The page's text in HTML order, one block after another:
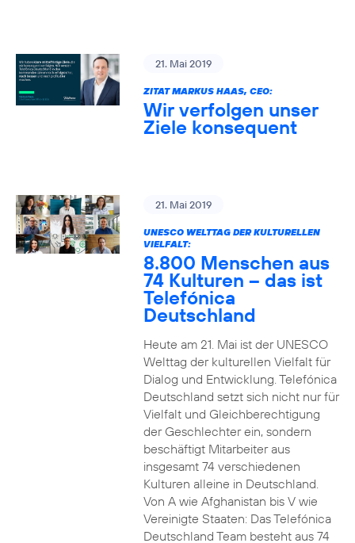
21. Mai 2019
ZITAT MARKUS HAAS, CEO:
Wir verfolgen unser
Ziele konsequent
21. Mai 2019
UNESCO WELTTAG DER KULTURELLEN
VIELFALT:
8.800 Menschen aus
74 Kulturen – das ist
Telefónica
Deutschland
Heute am 21. Mai ist der UNESCO
Welttag der kulturellen Vielfalt für
Dialog und Entwicklung. Telefónica
Deutschland setzt sich nicht nur für
Vielfalt und Gleichberechtigung
der Geschlechter ein, sondern
beschäftigt Mitarbeiter aus
insgesamt 74 verschiedenen
Kulturen alleine in Deutschland.
Von A wie Afghanistan bis V wie
Vereinigte Staaten: Das Telefónica
Deutschland Team besteht aus 74